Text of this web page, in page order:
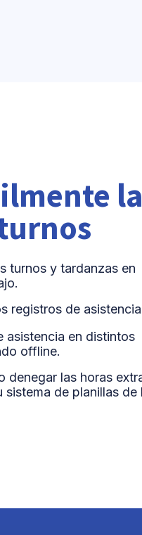
la
turnos y tardanzas en
registros de
asistencia en distintos
offline.
denegar las horas
de planillas de